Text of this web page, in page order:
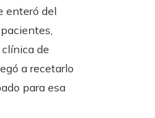
enteró del
de
a recetarlo
para esa